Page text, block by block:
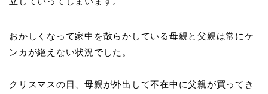
おかしくなって家中を散らかしている母親と父親は常にケ
ンカが絶えない状況でした。
クリスマスの日、母親が外出して不在中に父親が買ってき